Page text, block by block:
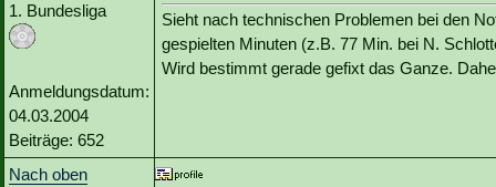
1. Bundesliga
Anmeldungsdatum:
04.03.2004
Beiträge: 652
Sieht nach technischen Problemen bei den
gespielten Minuten (z.B. 77 Min. bei N.
Wird bestimmt gerade gefixt das Ganze.
Nach oben